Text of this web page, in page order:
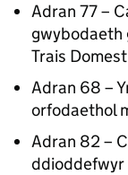
Adran 77 –
gwybodaeth
Trais
Adran 68 –
orfodaethol
Adran 82 –
ddioddefwyr